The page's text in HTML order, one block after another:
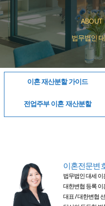
ABOUT
법무법인
이혼 재산분할 가이드
전업주부 이혼 재산분할
이혼전문변
법무법인 대세
대한변협 등록
대표 / 대한변협